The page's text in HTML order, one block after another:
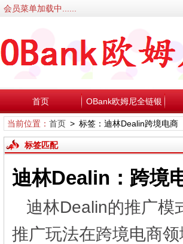
会员菜单加载中......
首页 OBank欧姆尼全链银
行
当前位置： 首页> 标签：迪林Dealin跨境电商
标签匹配
迪林Dealin：跨境
迪林Dealin的推广模
推广玩法在跨境电商